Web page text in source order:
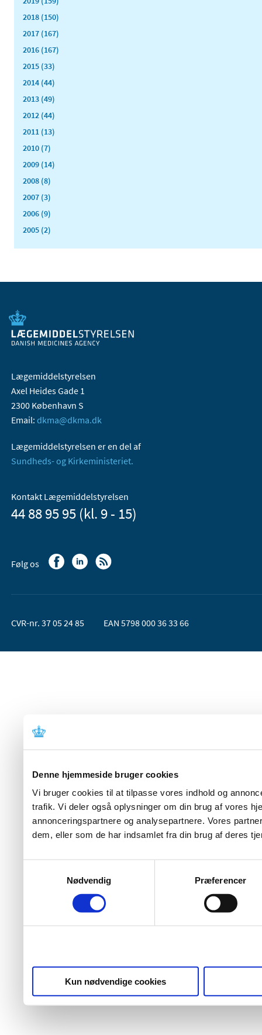
Denne hjemmeside bruger cookies
Vi bruger cookies til at tilpasse vores indhold og
trafik. Vi deler også oplysninger om din brug af vores
annonceringspartnere og analysepartnere. Vores
dem, eller som de har indsamlet fra din brug af deres
Nødvendig
Præferencer
Kun nødvendige cookies
2018 (150)
2017 (167)
2016 (167)
2015 (33)
2014 (44)
2013 (49)
2012 (44)
2011 (13)
2010 (7)
2009 (14)
2008 (8)
2007 (3)
2006 (9)
2005 (2)
Lægemiddelstyrelsen
Axel Heides Gade 1
2300 København S
Email: dkma@dkma.dk
Lægemiddelstyrelsen er en del af
Sundheds- og Kirkeministeriet.
Kontakt Lægemiddelstyrelsen
44 88 95 95 (kl. 9 - 15)
Følg os
CVR-nr. 37 05 24 85 EAN 5798 000 36 33 66